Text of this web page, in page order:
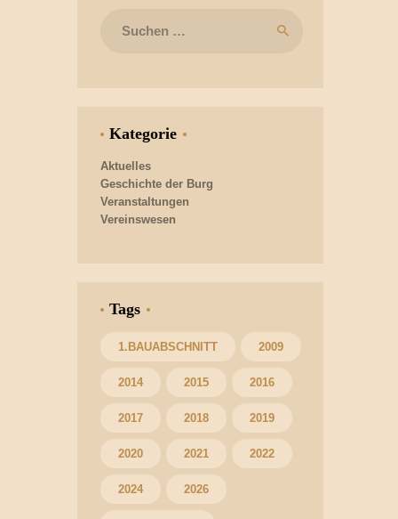
nach:
Kategorie
Aktuelles
Geschichte der Burg
Veranstaltungen
Vereinswesen
Tags
1.BAUABSCHNITT 2009
2014 2015 2016
2017 2018 2019
2020 2021 2022
2024 2026